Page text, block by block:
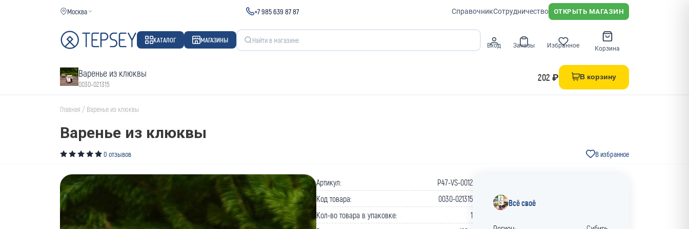
Москва +7 985 639 87 87 СправочникСотрудничество ОТКРЫТЬ МАГАЗИН
КАТАЛОГ МАГАЗИНЫ
Вход Заказы Избранное Корзина
Варенье из клюквы
0030-021315
202 ₽ В корзину
Главная / Варенье из клюквы
Варенье из клюквы
0 отзывов В избранное
Артикул:
P47-VS-0012
Код товара:
0030-021315
Кол-во товара в упаковке:
1
Всё своё